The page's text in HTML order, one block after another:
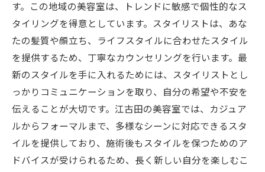
す。この地域の美容室は、トレンドに敏感で個性的なス
タイリングを得意としています。スタイリストは、あな
たの髪質や顔立ち、ライフスタイルに合わせたスタイル
を提供するため、丁寧なカウンセリングを行います。最
新のスタイルを手に入れるためには、スタイリストとし
っかりコミュニケーションを取り、自分の希望や不安を
伝えることが大切です。江古田の美容室では、カジュア
ルからフォーマルまで、多様なシーンに対応できるスタ
イルを提供しており、施術後もスタイルを保つためのア
ドバイスが受けられるため、長く新しい自分を楽しむこ